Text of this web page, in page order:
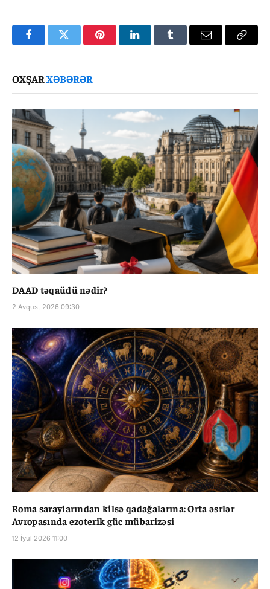
FacebookTwitter PinterestLinkedInTumblr Email
Copy
OXŞARXƏBƏRƏR
DAAD təqaüdü nədir?
2 Avqust 2026 09:30
Roma saraylarından kilsə qadağalarına: Orta əsrlər
Avropasında ezoterik güc mübarizəsi
12 İyul 2026 11:00